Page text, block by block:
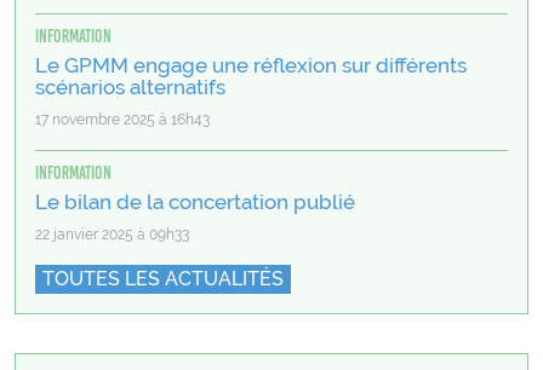
Information
Le GPMM engage une réflexion sur différents
scénarios alternatifs
17 novembre 2025 à 16h43
Information
Le bilan de la concertation publié
22 janvier 2025 à 09h33
TOUTES LES ACTUALITÉS